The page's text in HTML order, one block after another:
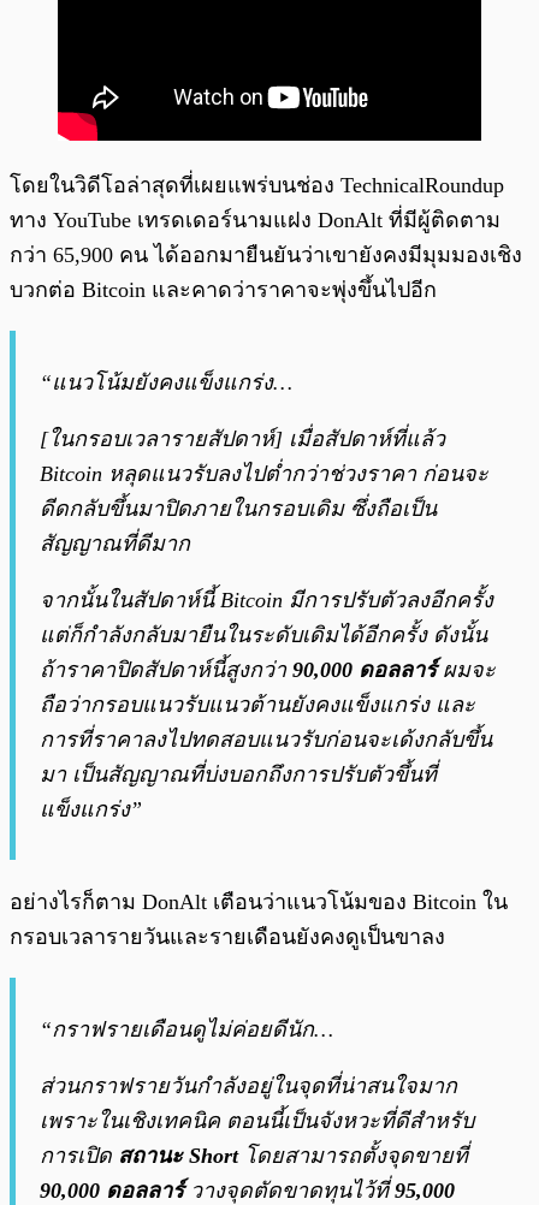
โดยในวิดีโอล่าสุดที่เผยแพร่บนช่อง TechnicalRoundup
ทาง YouTube เทรดเดอร์นามแฝง DonAlt ที่มีผู้ติดตาม
กว่า 65,900 คน ได้ออกมายืนยันว่าเขายังคงมีมุมมองเชิง
บวกต่อ Bitcoin และคาดว่าราคาจะพุ่งขึ้นไปอีก
“แนวโน้มยังคงแข็งแกร่ง…
[ในกรอบเวลารายสัปดาห์] เมื่อสัปดาห์ที่แล้ว
Bitcoin หลุดแนวรับลงไปต่ำกว่าช่วงราคา ก่อนจะ
ดีดกลับขึ้นมาปิดภายในกรอบเดิม ซึ่งถือเป็น
สัญญาณที่ดีมาก
จากนั้นในสัปดาห์นี้ Bitcoin มีการปรับตัวลงอีกครั้ง
แต่ก็กำลังกลับมายืนในระดับเดิมได้อีกครั้ง ดังนั้น
ถ้าราคาปิดสัปดาห์นี้สูงกว่า 90,000 ดอลลาร์ผมจะ
ถือว่ากรอบแนวรับแนวต้านยังคงแข็งแกร่ง และ
การที่ราคาลงไปทดสอบแนวรับก่อนจะเด้งกลับขึ้น
มา เป็นสัญญาณที่บ่งบอกถึงการปรับตัวขึ้นที่
แข็งแกร่ง”
อย่างไรก็ตาม DonAlt เตือนว่าแนวโน้มของ Bitcoin ใน
กรอบเวลารายวันและรายเดือนยังคงดูเป็นขาลง
“กราฟรายเดือนดูไม่ค่อยดีนัก…
ส่วนกราฟรายวันกำลังอยู่ในจุดที่น่าสนใจมาก
เพราะในเชิงเทคนิค ตอนนี้เป็นจังหวะที่ดีสำหรับ
การเปิด สถานะ Shortโดยสามารถตั้งจุดขายที่
90,000 ดอลลาร์วางจุดตัดขาดทุนไว้ที่95,000